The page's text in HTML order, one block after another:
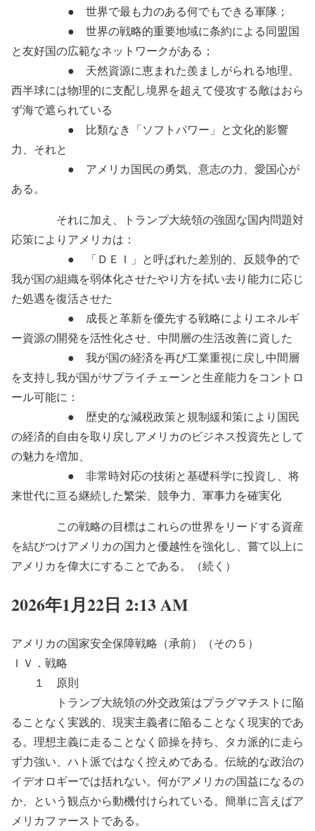
● 世界で最も力のある何でもできる軍隊；
● 世界の戦略的重要地域に条約による同盟国
と友好国の広範なネットワークがある；
● 天然資源に恵まれた羨ましがられる地理。
西半球には物理的に支配し境界を超えて侵攻する敵はおら
ず海で遮られている
● 比類なき「ソフトパワー」と文化的影響
力、それと
● アメリカ国民の勇気、意志の力、愛国心が
ある。
それに加え、トランプ大統領の強固な国内問題対
応策によりアメリカは：
● 「ＤＥＩ」と呼ばれた差別的、反競争的で
我が国の組織を弱体化させたやり方を拭い去り能力に応じ
た処遇を復活させた
● 成長と革新を優先する戦略によりエネルギ
ー資源の開発を活性化させ、中間層の生活改善に資した
● 我が国の経済を再び工業重視に戻し中間層
を支持し我が国がサプライチェーンと生産能力をコントロ
ール可能に：
● 歴史的な減税政策と規制緩和策により国民
の経済的自由を取り戻しアメリカのビジネス投資先として
の魅力を増加、
● 非常時対応の技術と基礎科学に投資し、将
来世代に亘る継続した繁栄、競争力、軍事力を確実化
この戦略の目標はこれらの世界をリードする資産
を結びつけアメリカの国力と優越性を強化し、嘗て以上に
アメリカを偉大にすることである。（続く）
2026年1月22日 2:13 AM
アメリカの国家安全保障戦略（承前）（その５）
ＩＶ．戦略
１ 原則
トランプ大統領の外交政策はプラグマチストに陥
ることなく実践的、現実主義者に陥ることなく現実的であ
る。理想主義に走ることなく節操を持ち、タカ派的に走ら
ず力強い、ハト派ではなく控えめである。伝統的な政治の
イデオロギーでは括れない。何がアメリカの国益になるの
か、という観点から動機付けられている。簡単に言えばア
メリカファーストである。